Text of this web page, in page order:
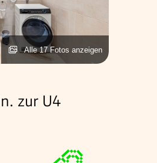
Alle 17 Fotos anzeigen
zur U4